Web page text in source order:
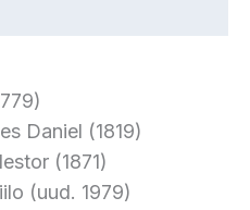
Daniel (1819)
(1871)
(uud. 1979)